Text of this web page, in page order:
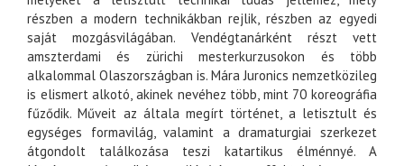
részben a modern technikákban rejlik, részben az egyedi
saját mozgásvilágában. Vendégtanárként részt vett
amszterdami és zürichi mesterkurzusokon és több
alkalommal Olaszországban is. Mára Juronics nemzetközileg
is elismert alkotó, akinek nevéhez több, mint 70 koreográfia
fűződik. Műveit az általa megírt történet, a letisztult és
egységes formavilág, valamint a dramaturgiai szerkezet
átgondolt találkozása teszi katartikus élménnyé. A